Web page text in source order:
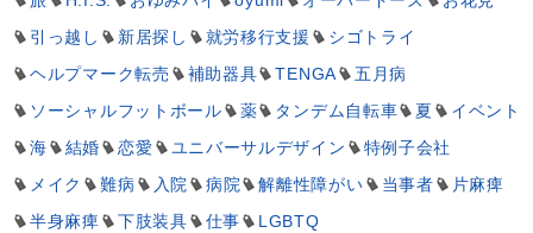
引っ越し
新居探し 就労移行支援
シゴトライ
ヘルプマーク転売
補助器具 TENGA
五月病
ソーシャルフットボール
薬 タンデム自転車 夏
イベント
海
結婚 恋愛 ユニバーサルデザイン
特例子会社
メイク
難病 入院 病院 解離性障がい 当事者
片麻痺
半身麻痺
下肢装具 仕事
LGBTQ